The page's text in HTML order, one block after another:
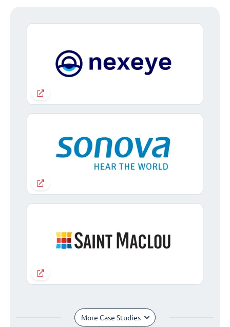
More Case Studies